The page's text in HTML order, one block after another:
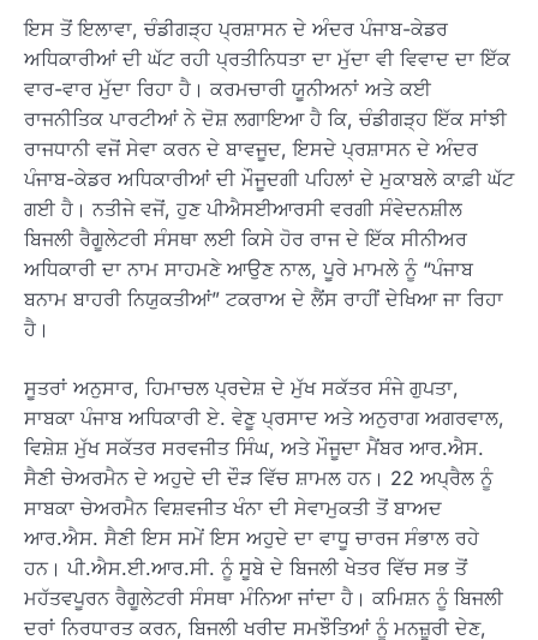
ਇਸ ਤੋਂ ਇਲਾਵਾ, ਚੰਡੀਗੜ੍ਹ ਪ੍ਰਸ਼ਾਸਨ ਦੇ ਅੰਦਰ ਪੰਜਾਬ-ਕੇਡਰ
ਅਧਿਕਾਰੀਆਂ ਦੀ ਘੱਟ ਰਹੀ ਪ੍ਰਤੀਨਿਧਤਾ ਦਾ ਮੁੱਦਾ ਵੀ ਵਿਵਾਦ ਦਾ ਇੱਕ
ਵਾਰ-ਵਾਰ ਮੁੱਦਾ ਰਿਹਾ ਹੈ। ਕਰਮਚਾਰੀ ਯੂਨੀਅਨਾਂ ਅਤੇ ਕਈ
ਰਾਜਨੀਤਿਕ ਪਾਰਟੀਆਂ ਨੇ ਦੋਸ਼ ਲਗਾਇਆ ਹੈ ਕਿ, ਚੰਡੀਗੜ੍ਹ ਇੱਕ ਸਾਂਝੀ
ਰਾਜਧਾਨੀ ਵਜੋਂ ਸੇਵਾ ਕਰਨ ਦੇ ਬਾਵਜੂਦ, ਇਸਦੇ ਪ੍ਰਸ਼ਾਸਨ ਦੇ ਅੰਦਰ
ਪੰਜਾਬ-ਕੇਡਰ ਅਧਿਕਾਰੀਆਂ ਦੀ ਮੌਜੂਦਗੀ ਪਹਿਲਾਂ ਦੇ ਮੁਕਾਬਲੇ ਕਾਫ਼ੀ ਘੱਟ
ਗਈ ਹੈ। ਨਤੀਜੇ ਵਜੋਂ, ਹੁਣ ਪੀਐਸਈਆਰਸੀ ਵਰਗੀ ਸੰਵੇਦਨਸ਼ੀਲ
ਬਿਜਲੀ ਰੈਗੂਲੇਟਰੀ ਸੰਸਥਾ ਲਈ ਕਿਸੇ ਹੋਰ ਰਾਜ ਦੇ ਇੱਕ ਸੀਨੀਅਰ
ਅਧਿਕਾਰੀ ਦਾ ਨਾਮ ਸਾਹਮਣੇ ਆਉਣ ਨਾਲ, ਪੂਰੇ ਮਾਮਲੇ ਨੂੰ “ਪੰਜਾਬ
ਬਨਾਮ ਬਾਹਰੀ ਨਿਯੁਕਤੀਆਂ” ਟਕਰਾਅ ਦੇ ਲੈਂਸ ਰਾਹੀਂ ਦੇਖਿਆ ਜਾ ਰਿਹਾ
ਹੈ।
ਸੂਤਰਾਂ ਅਨੁਸਾਰ, ਹਿਮਾਚਲ ਪ੍ਰਦੇਸ਼ ਦੇ ਮੁੱਖ ਸਕੱਤਰ ਸੰਜੇ ਗੁਪਤਾ,
ਸਾਬਕਾ ਪੰਜਾਬ ਅਧਿਕਾਰੀ ਏ. ਵੇਣੂ ਪ੍ਰਸਾਦ ਅਤੇ ਅਨੁਰਾਗ ਅਗਰਵਾਲ,
ਵਿਸ਼ੇਸ਼ ਮੁੱਖ ਸਕੱਤਰ ਸਰਵਜੀਤ ਸਿੰਘ, ਅਤੇ ਮੌਜੂਦਾ ਮੈਂਬਰ ਆਰ.ਐਸ.
ਸੈਣੀ ਚੇਅਰਮੈਨ ਦੇ ਅਹੁਦੇ ਦੀ ਦੌੜ ਵਿੱਚ ਸ਼ਾਮਲ ਹਨ। 22 ਅਪ੍ਰੈਲ ਨੂੰ
ਸਾਬਕਾ ਚੇਅਰਮੈਨ ਵਿਸ਼ਵਜੀਤ ਖੰਨਾ ਦੀ ਸੇਵਾਮੁਕਤੀ ਤੋਂ ਬਾਅਦ
ਆਰ.ਐਸ. ਸੈਣੀ ਇਸ ਸਮੇਂ ਇਸ ਅਹੁਦੇ ਦਾ ਵਾਧੂ ਚਾਰਜ ਸੰਭਾਲ ਰਹੇ
ਹਨ। ਪੀ.ਐਸ.ਈ.ਆਰ.ਸੀ. ਨੂੰ ਸੂਬੇ ਦੇ ਬਿਜਲੀ ਖੇਤਰ ਵਿੱਚ ਸਭ ਤੋਂ
ਮਹੱਤਵਪੂਰਨ ਰੈਗੂਲੇਟਰੀ ਸੰਸਥਾ ਮੰਨਿਆ ਜਾਂਦਾ ਹੈ। ਕਮਿਸ਼ਨ ਨੂੰ ਬਿਜਲੀ
ਦਰਾਂ ਨਿਰਧਾਰਤ ਕਰਨ, ਬਿਜਲੀ ਖਰੀਦ ਸਮਝੌਤਿਆਂ ਨੂੰ ਮਨਜ਼ੂਰੀ ਦੇਣ,